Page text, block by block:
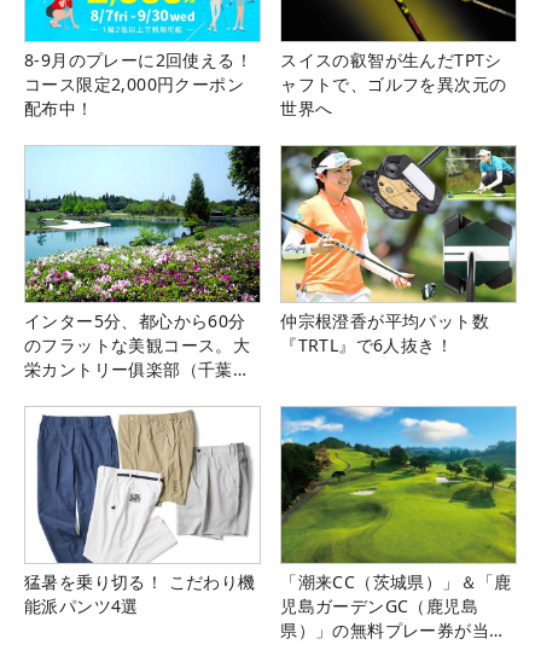
8-9月のプレーに2回使える！
コース限定2,000円クーポン
配布中！
スイスの叡智が生んだTPTシ
ャフトで、ゴルフを異次元の
世界へ
インター5分、都心から60分
のフラットな美観コース。大
栄カントリー俱楽部（千葉
仲宗根澄香が平均パット数
『TRTL』で6人抜き！
猛暑を乗り切る！ こだわり機
能派パンツ4選
「潮来CC（茨城県）」＆「鹿
児島ガーデンGC（鹿児島
県）」の無料プレー券が当た